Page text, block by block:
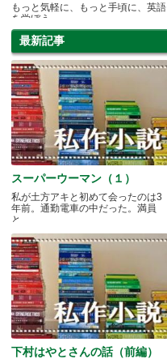
もっと気軽に、もっと手頃に、英語
を学ぼう。
最新記事
スーパーウーマン（１）
私が土方アキと初めて会ったのは3
年前。通勤電車の中だった。満員
と.....
下村はやとさんの話（前編）